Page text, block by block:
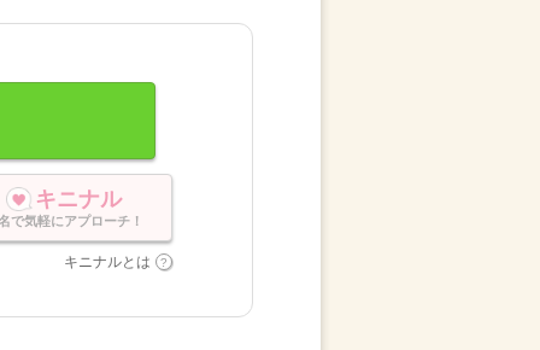
キニナル
で気軽にアプローチ！
キニナルとは